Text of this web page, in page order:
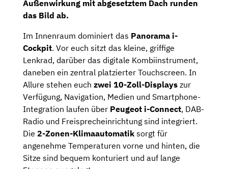
Außenwirkung mit abgesetztem Dach runden
das Bild ab.
Im Innenraum dominiert das Panorama i-
Cockpit. Vor euch sitzt das kleine, griffige
Lenkrad, darüber das digitale Kombiinstrument,
daneben ein zentral platzierter Touchscreen. In
Allure stehen euch zwei 10-Zoll-Displays zur
Verfügung, Navigation, Medien und Smartphone-
Integration laufen über Peugeot i-Connect, DAB-
Radio und Freisprecheinrichtung sind integriert.
Die 2-Zonen-Klimaautomatik sorgt für
angenehme Temperaturen vorne und hinten, die
Sitze sind bequem konturiert und auf lange